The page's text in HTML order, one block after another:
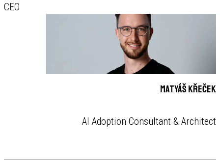
CEO
Matyáš Křeček
AI Adoption Consultant & Architect